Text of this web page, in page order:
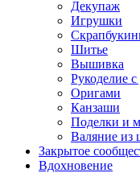
Декупаж
Игрушки
Шитье
Вышивка
Рукоделие с
Оригами
Канзаши
Поделки и
Валяние из
Закрытое
Вдохновение